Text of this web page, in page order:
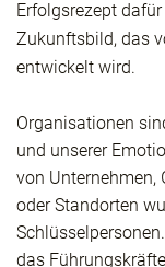
Erfolgsrezept
Zukunftsbild, das
entwickelt wird.
Organisationen
und unserer
von Unternehmen,
oder Standorten
das